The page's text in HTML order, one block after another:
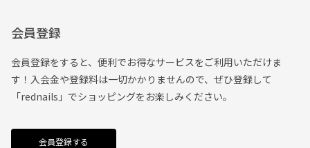
会員登録
会員登録をすると、便利でお得なサービスをご利用いただけま
す！入会金や登録料は一切かかりませんので、ぜひ登録して
「rednails」でショッピングをお楽しみください。
会員登録する